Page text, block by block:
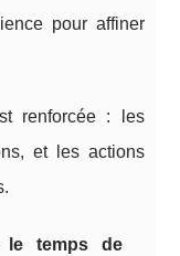
pour affiner
renforcée : les
et les actions
le temps de